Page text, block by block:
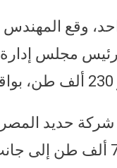
وقع
مجلس
حديد
التراب والمقدرة